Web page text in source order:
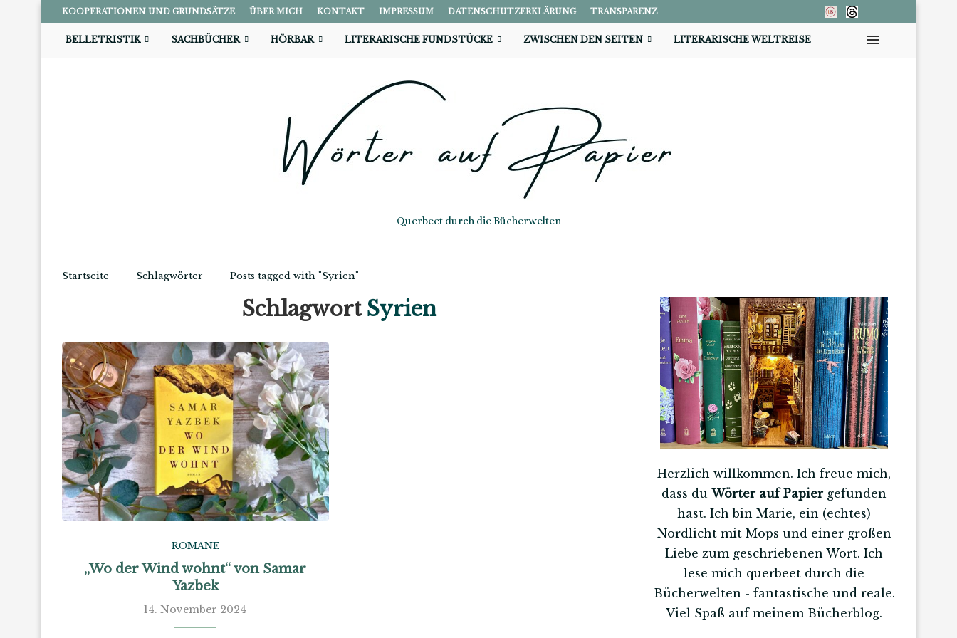
KOOPERATIONEN UND GRUNDSÄTZE ÜBER MICH KONTAKT IMPRESSUM DATENSCHUTZERKLÄRUNG TRANSPARENZ
BELLETRISTIK SACHBÜCHER HÖRBAR LITERARISCHE FUNDSTÜCKE ZWISCHEN DEN SEITEN LITERARISCHE WELTREISE
Querbeet durch die Bücherwelten
Startseite Schlagwörter Posts tagged with "Syrien"
Schlagwort Syrien
ROMANE
„Wo der Wind wohnt“ von Samar
Yazbek
14. November 2024
Herzlich willkommen. Ich freue mich,
dass du Wörter auf Papiergefunden
hast. Ich bin Marie, ein (echtes)
Nordlicht mit Mops und einer großen
Liebe zum geschriebenen Wort. Ich
lese mich querbeet durch die
Bücherwelten - fantastische und reale.
Viel Spaß auf meinem Bücherblog.